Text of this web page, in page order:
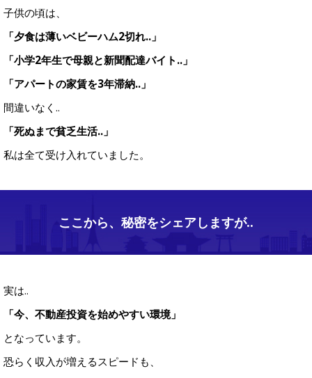
子供の頃は、
「夕食は薄いベビーハム2切れ..」
「小学2年生で母親と新聞配達バイト..」
「アパートの家賃を3年滞納..」
間違いなく..
「死ぬまで貧乏生活..」
私は全て受け入れていました。
ここから、秘密をシェアしますが..
実は..
「今、不動産投資を始めやすい環境」
となっています。
恐らく収入が増えるスピードも、